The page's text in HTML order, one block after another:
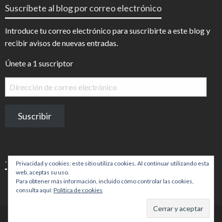
en en
Suscríbete al blog por correo electrónico
Introduce tu correo electrónico para suscribirte a este blog y
recibir avisos de nuevas entradas.
Únete a 1 suscriptor
Dirección
de
electrónico
Suscribir
.
Tema por Imon Themes
Privacidad y cookies: este sitio utiliza cookies. Al continuar utilizando esta
web, aceptas su uso.
Para obtener más información, incluido cómo controlar las cookies,
consulta aquí:Política de cookies